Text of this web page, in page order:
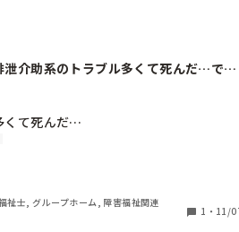
介助系のトラブル多くて死んだ…で
くて死んだ…
いように頑張ろ…
祉士, グループホーム, 障害福祉関連
1 ・ 11/